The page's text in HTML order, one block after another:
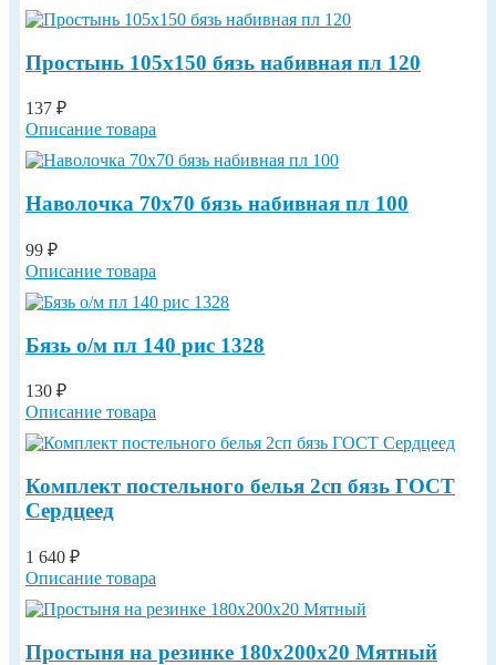
Простынь 105х150 бязь набивная пл 120
137 ₽
Описание товара
Наволочка 70х70 бязь набивная пл 100
99 ₽
Описание товара
Бязь о/м пл 140 рис 1328
130 ₽
Описание товара
Комплект постельного белья 2сп бязь ГОСТ
Сердцеед
1 640 ₽
Описание товара
Простыня на резинке 180х200х20 Мятный